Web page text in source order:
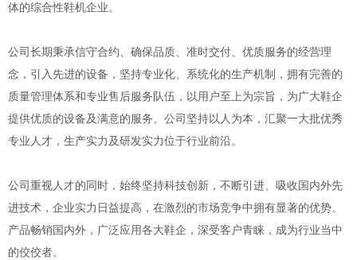
体的综合性鞋机企业。
公司长期秉承信守合约、确保品质、准时交付、优质服务的经营理
念，引入先进的设备，坚持专业化、系统化的生产机制，拥有完善的
质量管理体系和专业售后服务队伍，以用户至上为宗旨，为广大鞋企
提供优质的设备及满意的服务。公司坚持以人为本，汇聚一大批优秀
专业人才，生产实力及研发实力位于行业前沿。
公司重视人才的同时，始终坚持科技创新，不断引进、吸收国内外先
进技术，企业实力日益提高，在激烈的市场竞争中拥有显著的优势。
产品畅销国内外，广泛应用各大鞋企，深受客户青睐，成为行业当中
的佼佼者。